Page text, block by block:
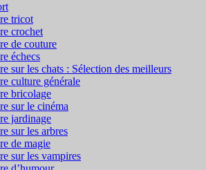
tricot
crochet
de couture
échecs
sur les chats : Sélection des meilleurs
culture générale
bricolage
sur le cinéma
jardinage
sur les arbres
de magie
sur les vampires